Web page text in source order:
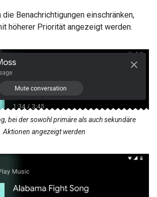
die Benachrichtigungen einschränken,
höherer Priorität angezeigt werden.
bei der sowohl primäre als auch sekundäre
Aktionen angezeigt werden